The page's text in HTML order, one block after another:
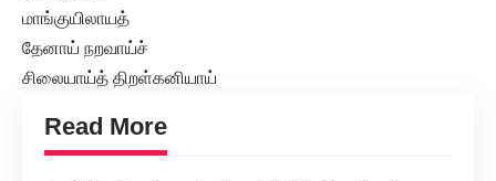
மாங்குயிலாயத்
தேனாய் நறவாய்ச்
சிலையாய்த் திறள்கனியாய்
Read More